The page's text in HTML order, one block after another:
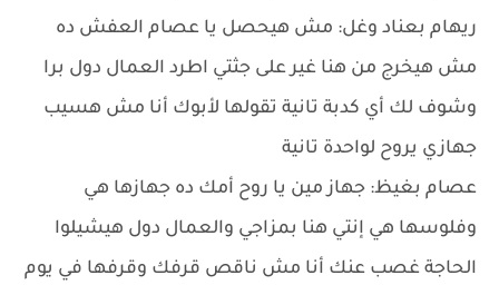
ريهام بعناد وغل: مش هيحصل يا عصام العفش ده
مش هيخرج من هنا غير على جثتي اطرد العمال دول برا
وشوف لك أي كدبة تانية تقولها لأبوك أنا مش هسيب
جهازي يروح لواحدة تانية
عصام بغيظ: جهاز مين يا روح أمك ده جهازها هي
وفلوسها هي إنتي هنا بمزاجي والعمال دول هيشيلوا
الحاجة غصب عنك أنا مش ناقص قرفك وقرفها في يوم